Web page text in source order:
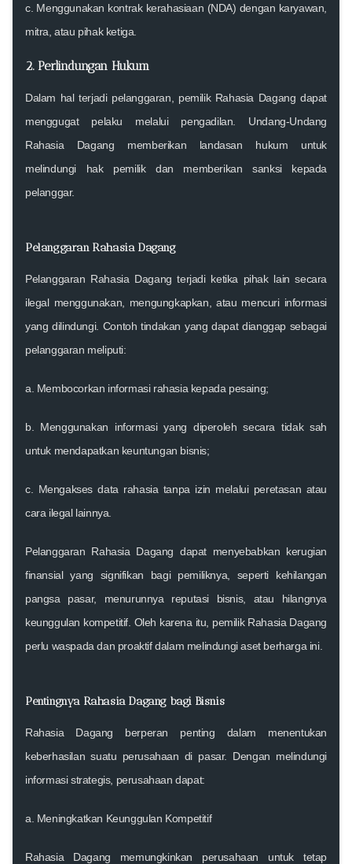
c. Menggunakan kontrak kerahasiaan (NDA) dengan karyawan,
mitra, atau pihak ketiga.
2. Perlindungan Hukum
Dalam hal terjadi pelanggaran, pemilik Rahasia Dagang dapat
menggugat pelaku melalui pengadilan. Undang-Undang
Rahasia Dagang memberikan landasan hukum untuk
melindungi hak pemilik dan memberikan sanksi kepada
pelanggar.
Pelanggaran Rahasia Dagang
Pelanggaran Rahasia Dagang terjadi ketika pihak lain secara
ilegal menggunakan, mengungkapkan, atau mencuri informasi
yang dilindungi. Contoh tindakan yang dapat dianggap sebagai
pelanggaran meliputi:
a. Membocorkan informasi rahasia kepada pesaing;
b. Menggunakan informasi yang diperoleh secara tidak sah
untuk mendapatkan keuntungan bisnis;
c. Mengakses data rahasia tanpa izin melalui peretasan atau
cara ilegal lainnya.
Pelanggaran Rahasia Dagang dapat menyebabkan kerugian
finansial yang signifikan bagi pemiliknya, seperti kehilangan
pangsa pasar, menurunnya reputasi bisnis, atau hilangnya
keunggulan kompetitif. Oleh karena itu, pemilik Rahasia Dagang
perlu waspada dan proaktif dalam melindungi aset berharga ini.
Pentingnya Rahasia Dagang bagi Bisnis
Rahasia Dagang berperan penting dalam menentukan
keberhasilan suatu perusahaan di pasar. Dengan melindungi
informasi strategis, perusahaan dapat:
a. Meningkatkan Keunggulan Kompetitif
Rahasia Dagang memungkinkan perusahaan untuk tetap